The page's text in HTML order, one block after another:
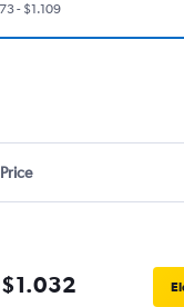
- $1.109
Price
$1.032